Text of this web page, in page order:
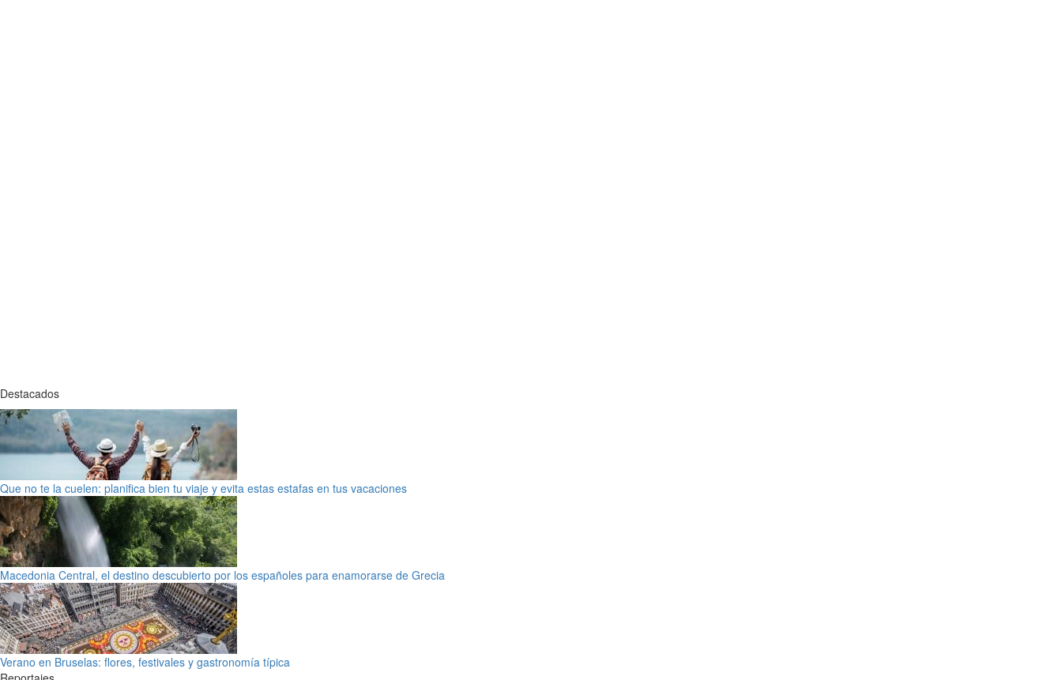
Destacados
Que no te la cuelen: planifica bien tu viaje y evita estas estafas en tus vacaciones
Macedonia Central, el destino descubierto por los españoles para enamorarse de Grecia
Verano en Bruselas: flores, festivales y gastronomía típica